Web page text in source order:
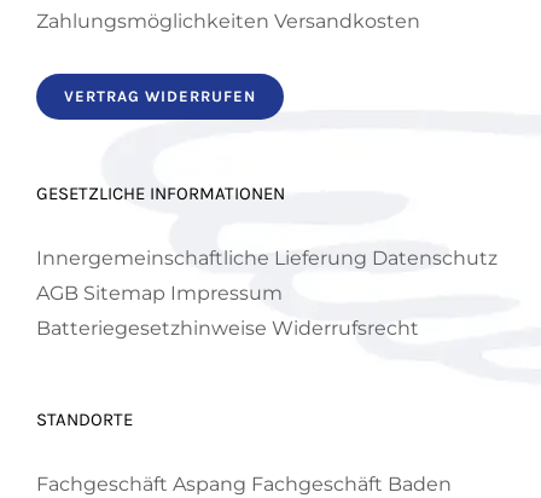
Zahlungsmöglichkeiten Versandkosten
VERTRAG WIDERRUFEN
GESETZLICHE INFORMATIONEN
Innergemeinschaftliche Lieferung Datenschutz
AGB Sitemap Impressum
Batteriegesetzhinweise Widerrufsrecht
STANDORTE
Fachgeschäft Aspang Fachgeschäft Baden